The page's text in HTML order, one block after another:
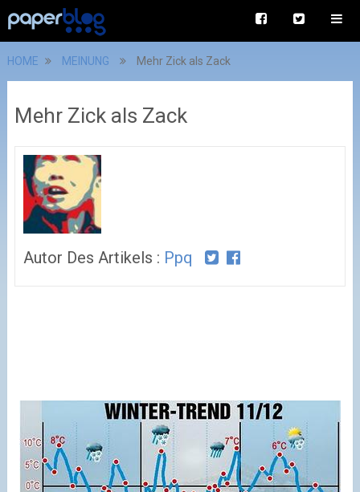
HOME MEINUNG Mehr Zick als Zack
Mehr Zick als Zack
Autor Des Artikels : Ppq